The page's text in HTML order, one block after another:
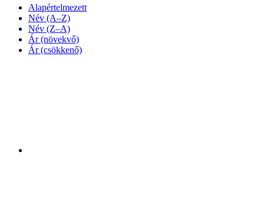
Alapértelmezett
Név (A–Z)
Név (Z–A)
Ár (növekvő)
Ár (csökkenő)